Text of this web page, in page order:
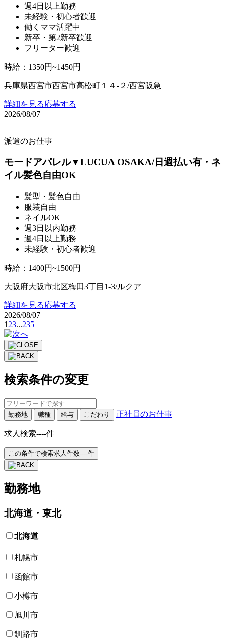
週4日以上勤務
未経験・初心者歓迎
働くママ活躍中
新卒・第2新卒歓迎
フリーター歓迎
時給 ： 1350円~1450円
兵庫県西宮市西宮市高松町１４‐２/西宮阪急
詳細を見る応募する
2026/08/07
派遣のお仕事
モードアパレル▼LUCUA OSAKA/日週払い有・ネ
イル髪色自由OK
髪型・髪色自由
服装自由
ネイルOK
週3日以内勤務
週4日以上勤務
未経験・初心者歓迎
時給 ： 1400円~1500円
大阪府大阪市北区梅田3丁目1-3/ルクア
詳細を見る応募する
2026/08/07
1 23...235
検索条件の変更
勤務地 職種 給与 こだわり 正社員のお仕事
求人検索----件
この条件で検索求人件数----件
勤務地
北海道・東北
北海道
札幌市
函館市
小樽市
旭川市
釧路市